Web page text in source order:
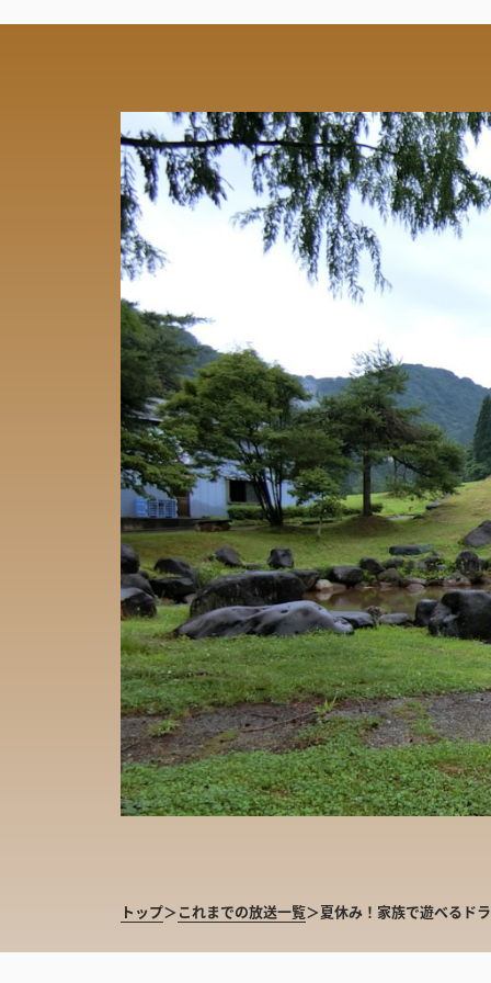
トップ＞これまでの放送一覧＞夏休み！家族で遊べるド